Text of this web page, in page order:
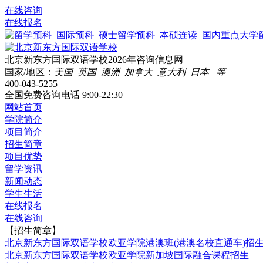
在线咨询
在线报名
北京新东方国际双语学校2026年咨询信息网
国家/地区： 美国 英国 澳洲 加拿大 意大利 日本 等
400-043-5255
全国免费咨询电话 9:00-22:30
网站首页
学院简介
项目简介
招生简章
项目优势
留学资讯
新闻动态
学生生活
在线报名
在线咨询
【招生简章】
北京新东方国际双语学校欧亚学院港澳班(港澳名校直通车)招
北京新东方国际双语学校欧亚学院新加坡国际融合课程招生